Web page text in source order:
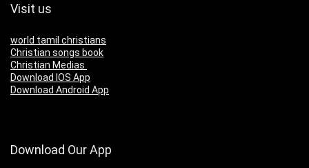
Visit us
world tamil christians
Christian songs book
Christian Medias
Download IOS App
Download Android App
Download Our App